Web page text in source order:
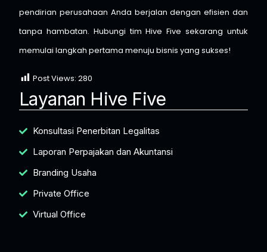
pendirian perusahaan Anda berjalan dengan efisien dan
tanpa hambatan. Hubungi tim Hive Five sekarang untuk
memulai langkah pertama menuju bisnis yang sukses!
Post Views: 280
Layanan Hive Five
Konsultasi Penerbitan Legalitas
Laporan Perpajakan dan Akuntansi
Branding Usaha
Private Office
Virtual Office